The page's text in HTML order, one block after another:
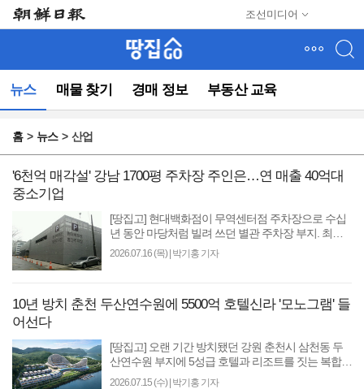
조선미디어
뉴스 매물 찾기 경매 정보 부동산 교육
뉴
(컨
영
동)
홈 뉴스 산업
'6천억 매각설' 강남 1700평 주차장 주인은…연 매출 40억대
중소기업
[땅집고] 현대백화점이 무역센터점 주차장으로 수십
년 동안 마당처럼 빌려 쓰던 별관 주차장 부지. 최근
6000억원대 매각설이 나오면서 업계에선 “1700평에
달하는 강..
2026.07.16 (목)| 박기홍 기자
10년 방치 춘천 두산연수원에 5500억 호텔신라 '모노그램' 들
어선다
[땅집고] 오랜 기간 방치됐던 강원 춘천시 삼천동 두
산연수원 부지에 5성급 호텔과 리조트를 짓는 복합단
지 개발사업에 호텔신라가 참여한다. 지역 숙원 사업
2026.07.15 (수)| 박기홍 기자